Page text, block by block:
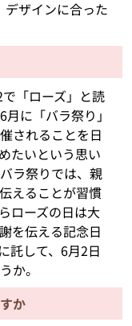
デザインに合った
「ローズ」と読
に「バラ祭り」
されることを日
たいという思い
ラ祭りでは、親
えることが習慣
ローズの日は大
を伝える記念日
託して、6月2日
か。
か